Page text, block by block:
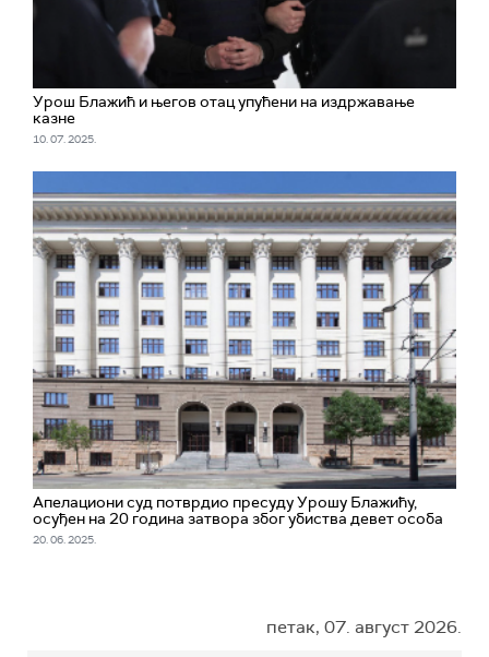
Урош Блажић и његов отац упућени на издржавање
казне
10. 07. 2025.
Апелациони суд потврдио пресуду Урошу Блажићу,
осуђен на 20 година затвора због убиства девет особа
20. 06. 2025.
петак, 07. август 2026.